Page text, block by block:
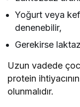
Yoğurt veya
denenebilir,
Gerekirse
Uzun vadede
protein
olunmalıdır.